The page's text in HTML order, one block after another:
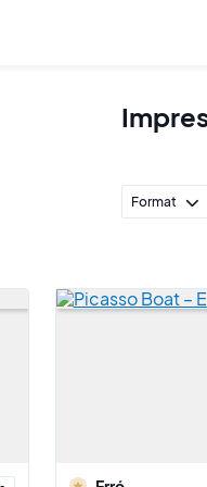
Format